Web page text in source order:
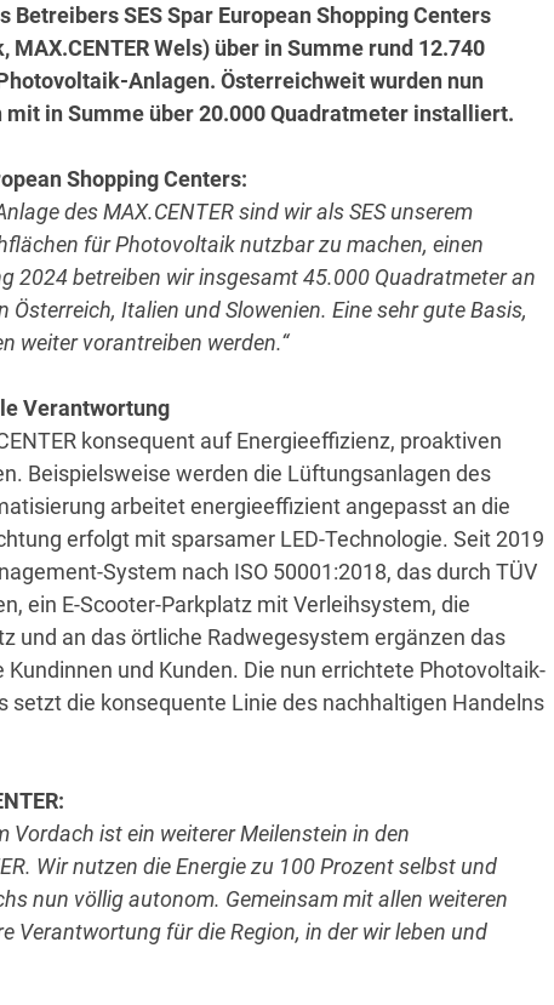
SES Spar European Shopping Centers
MAX.CENTER Wels) über in Summe rund 12.740
Anlagen. Österreichweit wurden nun
mit in Summe über 20.000 Quadratmeter installiert.
Shopping Centers:
des MAX.CENTER sind wir als SES unserem
für Photovoltaik nutzbar zu machen, einen
2024 betreiben wir insgesamt 45.000 Quadratmeter an
Italien und Slowenien. Eine sehr gute Basis,
weiter vorantreiben werden.“
Verantwortung
konsequent auf Energieeffizienz, proaktiven
Beispielsweise werden die Lüftungsanlagen des
arbeitet energieeffizient angepasst an die
erfolgt mit sparsamer LED-Technologie. Seit 2019
System nach ISO 50001:2018, das durch TÜV
ein E-Scooter-Parkplatz mit Verleihsystem, die
und an das örtliche Radwegesystem ergänzen das
und Kunden. Die nun errichtete Photovoltaik-
setzt die konsequente Linie des nachhaltigen Handelns
Vordach ist ein weiterer Meilenstein in den
Wir nutzen die Energie zu 100 Prozent selbst und
nun völlig autonom. Gemeinsam mit allen weiteren
Verantwortung für die Region, in der wir leben und